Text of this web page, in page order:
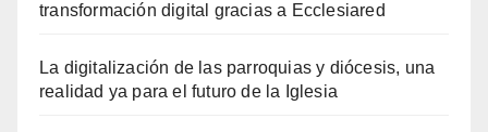
transformación digital gracias a Ecclesiared
La digitalización de las parroquias y diócesis, una
realidad ya para el futuro de la Iglesia